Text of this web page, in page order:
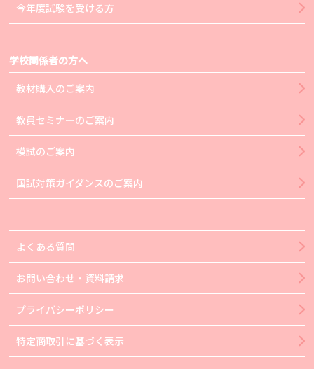
今年度試験を受ける方
学校関係者の方へ
教材購入のご案内
教員セミナーのご案内
模試のご案内
国試対策ガイダンスのご案内
よくある質問
お問い合わせ・資料請求
プライバシーポリシー
特定商取引に基づく表示